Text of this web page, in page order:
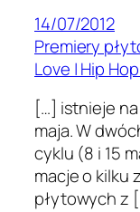
14/07/2012
Premiery
Love | Hip
[…] ist­nieje
maja. W
cyklu (8 i 15
ma­cje o kilku
pły­towych z